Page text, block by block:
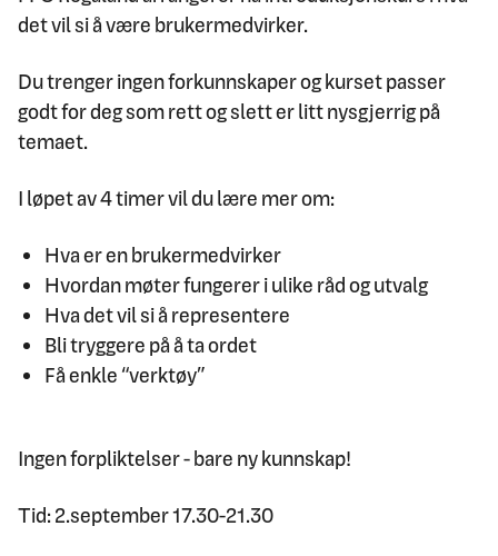
det vil si å være brukermedvirker.
Du trenger ingen forkunnskaper og kurset passer
godt for deg som rett og slett er litt nysgjerrig på
temaet.
I løpet av 4 timer vil du lære mer om:
Hva er en brukermedvirker
Hvordan møter fungerer i ulike råd og utvalg
Hva det vil si å representere
Bli tryggere på å ta ordet
Få enkle “verktøy”
Ingen forpliktelser - bare ny kunnskap!
Tid: 2.september 17.30-21.30